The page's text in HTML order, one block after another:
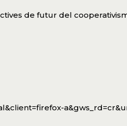
de futur del